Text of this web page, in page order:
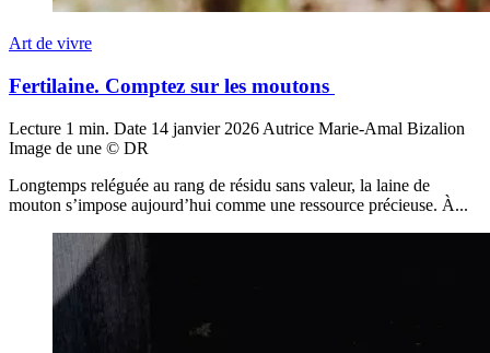
Art de vivre
Fertilaine. Comptez sur les moutons
Lecture 1 min. Date 14 janvier 2026 Autrice Marie-Amal Bizalion
Image de une © DR
Longtemps reléguée au rang de résidu sans valeur, la laine de
mouton s’impose aujourd’hui comme une ressource précieuse. À...